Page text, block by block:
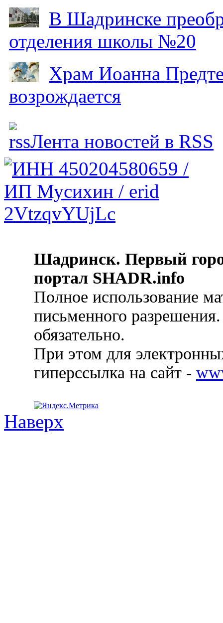
В Шадринске
отделения школы №20
Храм Иоанна
возрождается
Лента новостей в RSS
Шадринск. Первый
портал SHADR.info
Полное использование
письменного
обязательно.
При этом для
гиперссылка на сайт -
Наверх